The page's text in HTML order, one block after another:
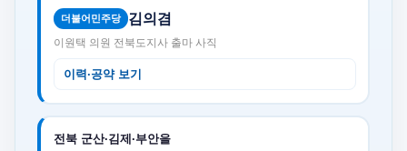
더불어민주당 김의겸
이원택 의원 전북도지사 출마 사직
이력·공약 보기
전북 군산·김제·부안을